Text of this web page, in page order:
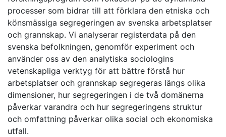
processer som bidrar till att förklara den etniska och
könsmässiga segregeringen av svenska arbetsplatser
och grannskap. Vi analyserar registerdata på den
svenska befolkningen, genomför experiment och
använder oss av den analytiska sociologins
vetenskapliga verktyg för att bättre förstå hur
arbetsplatser och grannskap segregeras längs olika
dimensioner, hur segregeringen i de två domänerna
påverkar varandra och hur segregeringens struktur
och omfattning påverkar olika social och ekonomiska
utfall.